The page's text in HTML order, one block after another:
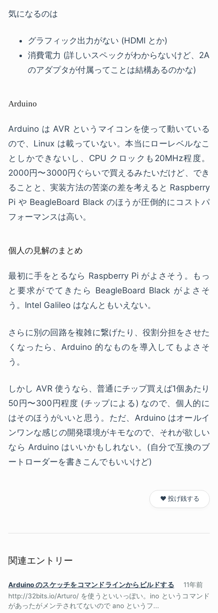
気になるのは
グラフィック出力がない (HDMI とか)
消費電力 (詳しいスペックがわからないけど、2A
のアダプタが付属ってことは結構あるのかな)
Arduino
Arduino は AVR というマイコンを使って動いている
ので、Linux は載っていない。本当にローレベルなこ
としかできないし、CPU クロックも20MHz程度。
2000円〜3000円ぐらいで買えるみたいだけど、でき
ることと、実装方法の苦楽の差を考えると Raspberry
Pi や BeagleBoard Black のほうが圧倒的にコストパ
フォーマンスは高い。
個人の見解のまとめ
最初に手をとるなら Raspberry Pi がよさそう。もっ
と要求がでてきたら BeagleBoard Black がよさそ
う。Intel Galileo はなんともいえない。
さらに別の回路を複雑に繋げたり、役割分担をさせた
くなったら、Arduino 的なものを導入してもよさそ
う。
しかし AVR 使うなら、普通にチップ買えば1個あたり
50円〜300円程度 (チップによる) なので、個人的に
はそのほうがいいと思う。ただ、Arduino はオールイ
ンワンな感じの開発環境がキモなので、それが欲しい
なら Arduino はいいかもしれない。(自分で互換のブ
ートローダーを書きこんでもいいけど)
❤️ 投げ銭する
関連エントリー
Arduino のスケッチをコマンドラインからビルドする
11年前
http://32bits.io/Arturo/ を使うといいっぽい。ino というコマンド
があったがメンテされてないので ano というフ...